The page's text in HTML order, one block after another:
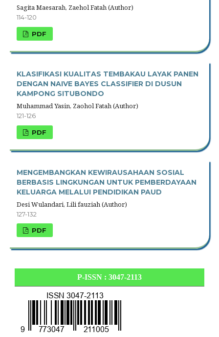
Sagita Maesarah, Zaehol Fatah (Author)
114-120
PDF
KLASIFIKASI KUALITAS TEMBAKAU LAYAK PANEN
DENGAN NAIVE BAYES CLASSIFIER DI DUSUN
KAMPONG SITUBONDO
Muhammad Yasin, Zaohol Fatah (Author)
121-126
PDF
MENGEMBANGKAN KEWIRAUSAHAAN SOSIAL
BERBASIS LINGKUNGAN UNTUK PEMBERDAYAAN
KELUARGA MELALUI PENDIDIKAN PAUD
Desi Wulandari, Lili fauziah (Author)
127-132
PDF
P-ISSN : 3047-2113